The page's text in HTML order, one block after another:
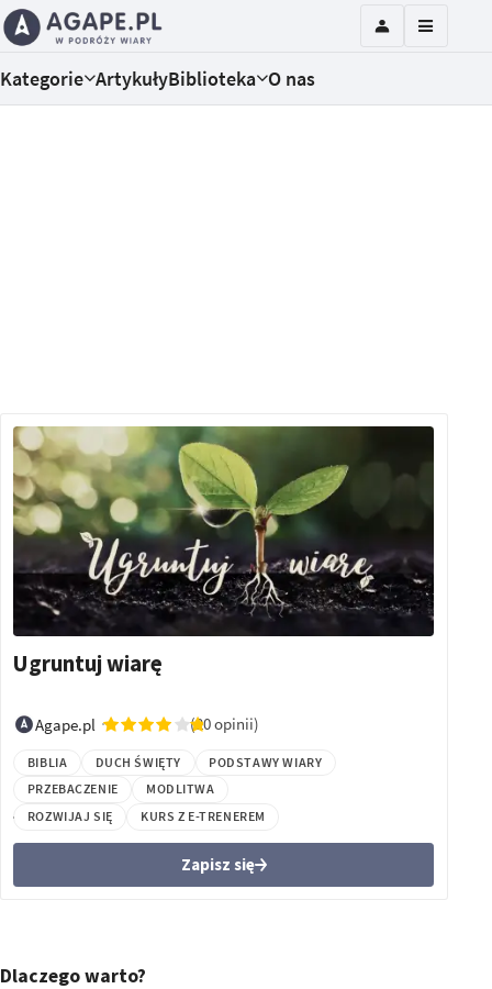
Kategorie ArtykułyBiblioteka O nas
Ugruntuj wiarę
Agape.pl (20 opinii)
BIBLIA DUCH ŚWIĘTY
PODSTAWY WIARY
PRZEBACZENIE
MODLITWA
ROZWIJAJ SIĘ
KURS Z E-TRENEREM
Zapisz się
Dlaczego warto?